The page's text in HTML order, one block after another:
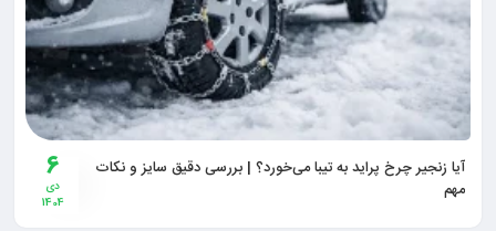
6
دی
1404
آیا زنجیر چرخ پراید به تیبا می‌خورد؟ | بررسی دقیق سایز و نکات
مهم